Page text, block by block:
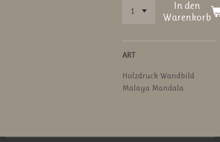
In den
Warenkorb
ART
Holzdruck Wandbild
Malaya Mandala